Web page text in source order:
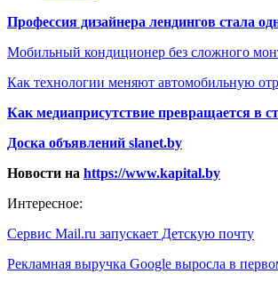
Профессия дизайнера лендингов стала
Мобильный кондиционер без сложного
Как технологии меняют автомобильную
Как медиаприсутствие превращается в
Доска объявлений slanet.by
Новости на https://www.kapital.by
Интересное:
Сервис Mail.ru запускает Детскую почту
Рекламная выручка Google выросла в